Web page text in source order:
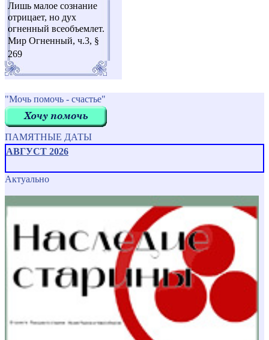
Лишь малое сознание
отрицает, но дух
огненный всеобъемлет.
Мир Огненный, ч.3, §
269
"Мочь помочь - счастье"
ПАМЯТНЫЕ ДАТЫ
АВГУСТ 2026
Актуально